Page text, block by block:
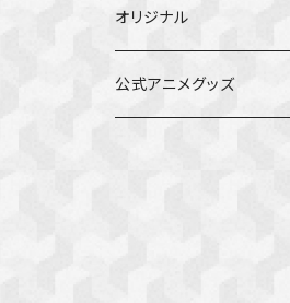
オリジナル
公式アニメグッズ